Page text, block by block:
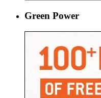
for:
Green Power